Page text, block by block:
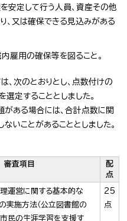
安定して行う人員、資産その他
、又は確保できる見込みがある
雇用の確保等を図ること。
次のとおりとし、点数付けの
定することとしました。
ある場合には、合計点数に関
いことがあることとしました。
審査項目
配
点
運営に関する基本的な
実施方法（公立図書館の
民の生涯学習を支援す
25
点